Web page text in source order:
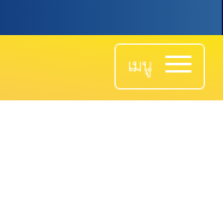
เมนู Toggle